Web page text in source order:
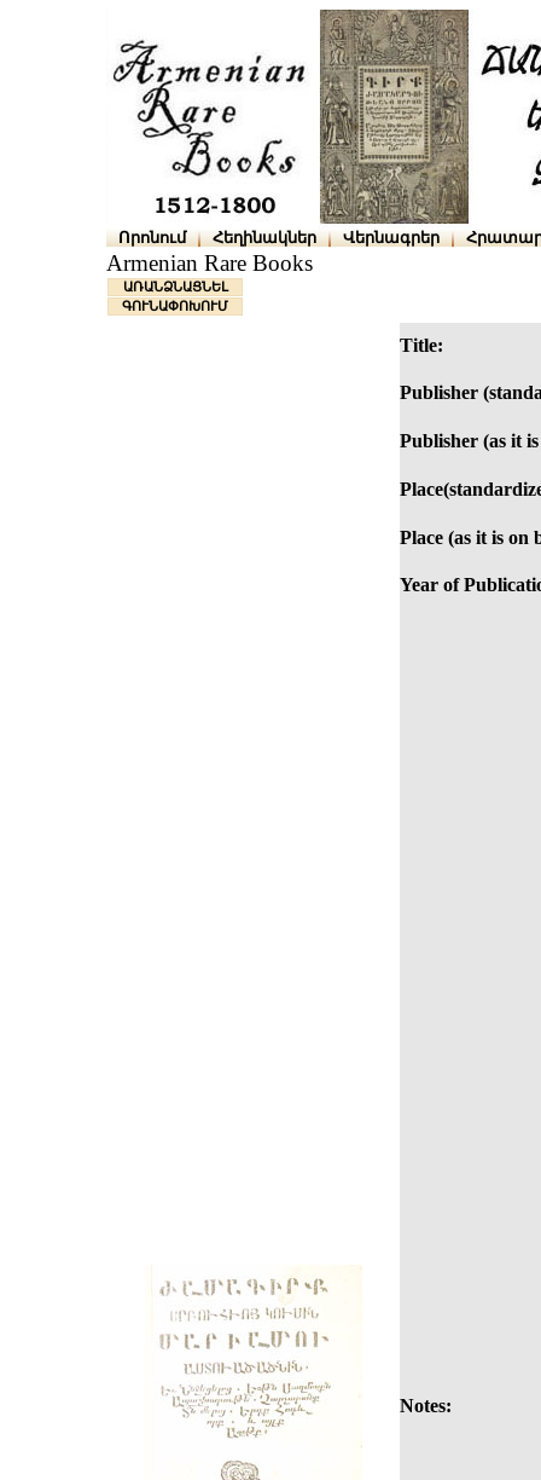
Որոնում Հեղինակներ Վերնագրեր
Armenian Rare Books
ԱՌԱՆՁՆԱՑՆԵԼ
ԳՈՒՆԱՓՈԽՈՒՄ
Title:
Publisher
Publisher (as it
Place (as it is on
Year of
Notes: